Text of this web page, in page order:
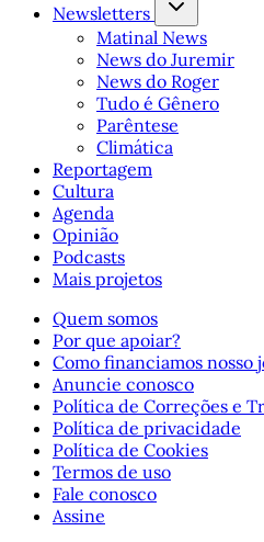
Newsletters
Matinal News
News do Juremir
News do Roger
Tudo é Gênero
Parêntese
Climática
Reportagem
Cultura
Agenda
Opinião
Podcasts
Mais projetos
Quem somos
Por que apoiar?
Como financiamos nosso
Anuncie conosco
Política de Correções e
Política de privacidade
Política de Cookies
Termos de uso
Fale conosco
Assine